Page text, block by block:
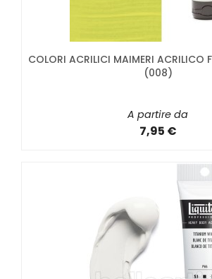
COLORI ACRILICI MAIMERI ACRILICO
(008)
A partire da
7,95 €